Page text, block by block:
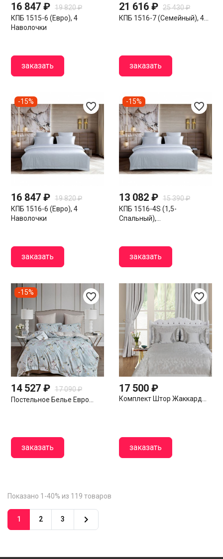
16 847 ₽ 19 820 ₽
КПБ 1515-6 (евро), 4
Наволочки
заказать
21 616 ₽ 25 430 ₽
КПБ 1516-7 (семейный), 4...
заказать
favorite_border
16 847 ₽ 19 820 ₽
КПБ 1516-6 (евро), 4
Наволочки
заказать
-15% favorite_border
13 082 ₽ 15 390 ₽
КПБ 1516-4S (1,5-
Спальный),...
заказать
-15%
favorite_border
14 527 ₽ 17 090 ₽
Постельное Белье Евро...
заказать
-15% favorite_border
17 500 ₽
Комплект Штор Жаккард...
заказать
Показано 1-40% из 119 товаров
1 2 3 